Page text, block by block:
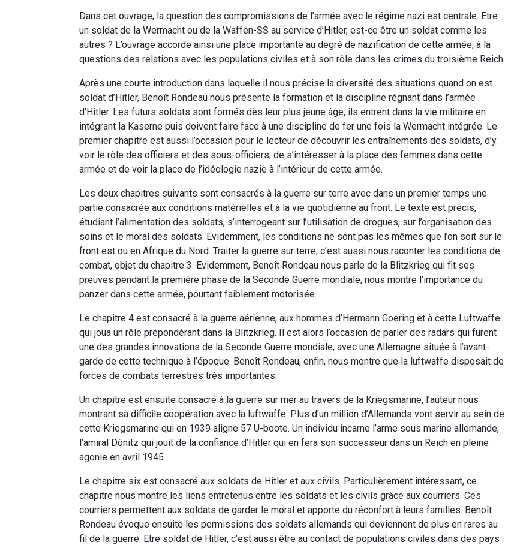
Dans cet ouvrage, la question des compromissions de l’armée avec le régime nazi est centrale. Etre
un soldat de la Wermacht ou de la Waffen-SS au service d’Hitler, est-ce être un soldat comme les
autres ? L’ouvrage accorde ainsi une place importante au degré de nazification de cette armée, à la
questions des relations avec les populations civiles et à son rôle dans les crimes du troisième Reich.
Après une courte introduction dans laquelle il nous précise la diversité des situations quand on est
soldat d’Hitler, Benoît Rondeau nous présente la formation et la discipline régnant dans l’armée
d’Hitler. Les futurs soldats sont formés dès leur plus jeune âge, ils entrent dans la vie militaire en
intégrant la Kaserne puis doivent faire face à une discipline de fer une fois la Wermacht intégrée. Le
premier chapitre est aussi l’occasion pour le lecteur de découvrir les entraînements des soldats, d’y
voir le rôle des officiers et des sous-officiers, de s’intéresser à la place des femmes dans cette
armée et de voir la place de l’idéologie nazie à l’intérieur de cette armée.
Les deux chapitres suivants sont consacrés à la guerre sur terre avec dans un premier temps une
partie consacrée aux conditions matérielles et à la vie quotidienne au front. Le texte est précis,
étudiant l’alimentation des soldats, s’interrogeant sur l’utilisation de drogues, sur l’organisation des
soins et le moral des soldats. Evidemment, les conditions ne sont pas les mêmes que l’on soit sur le
front est ou en Afrique du Nord. Traiter la guerre sur terre, c’est aussi nous raconter les conditions de
combat, objet du chapitre 3. Evidemment, Benoît Rondeau nous parle de la Blitzkrieg qui fit ses
preuves pendant la première phase de la Seconde Guerre mondiale, nous montre l’importance du
panzer dans cette armée, pourtant faiblement motorisée.
Le chapitre 4 est consacré à la guerre aérienne, aux hommes d’Hermann Goering et à cette Luftwaffe
qui joua un rôle prépondérant dans la Blitzkrieg. Il est alors l’occasion de parler des radars qui furent
une des grandes innovations de la Seconde Guerre mondiale, avec une Allemagne située à l’avant-
garde de cette technique à l’époque. Benoît Rondeau, enfin, nous montre que la luftwaffe disposait de
forces de combats terrestres très importantes.
Un chapitre est ensuite consacré à la guerre sur mer au travers de la Kriegsmarine, l’auteur nous
montrant sa difficile coopération avec la luftwaffe. Plus d’un million d’Allemands vont servir au sein de
cette Kriegsmarine qui en 1939 aligne 57 U-boote. Un individu incarne l’arme sous marine allemande,
l’amiral Dônitz qui jouit de la confiance d’Hitler qui en fera son successeur dans un Reich en pleine
agonie en avril 1945.
Le chapitre six est consacré aux soldats de Hitler et aux civils. Particulièrement intéressant, ce
chapitre nous montre les liens entretenus entre les soldats et les civils grâce aux courriers. Ces
courriers permettent aux soldats de garder le moral et apporte du réconfort à leurs familles. Benoît
Rondeau évoque ensuite les permissions des soldats allemands qui deviennent de plus en rares au
fil de la guerre. Etre soldat de Hitler, c’est aussi être au contact de populations civiles dans des pays